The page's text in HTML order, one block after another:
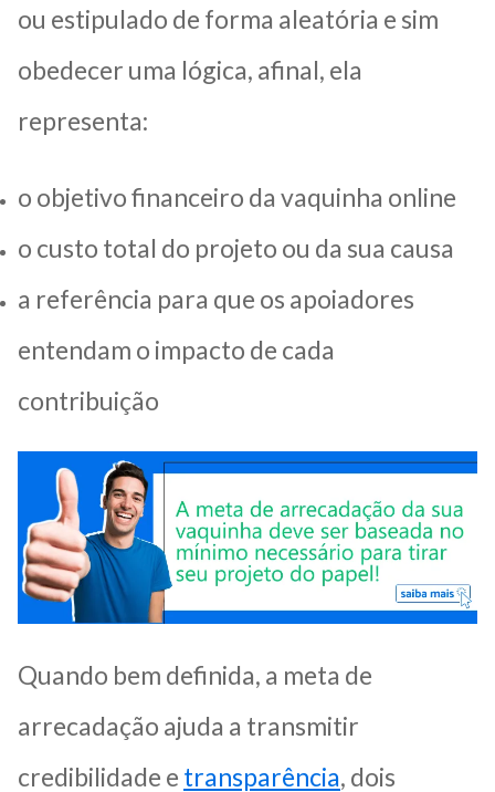
ou estipulado de forma aleatória e sim
obedecer uma lógica, afinal, ela
representa:
o objetivo financeiro da vaquinha online
o custo total do projeto ou da sua causa
a referência para que os apoiadores
entendam o impacto de cada
contribuição
Quando bem definida, a meta de
arrecadação ajuda a transmitir
credibilidade e transparência, dois